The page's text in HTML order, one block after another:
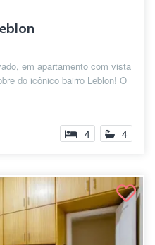
em apartamento com vista
do icônico bairro Leblon! O
4 4